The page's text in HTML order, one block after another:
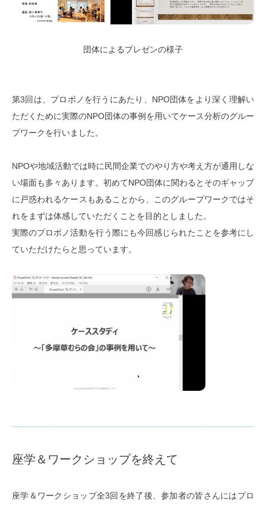
団体によるプレゼンの様子
第3回は、プロボノを行うにあたり、NPO団体をより深く理解い
ただくために実際のNPO団体の事例を用いてケース分析のグルー
プワークを行いました。
NPOや地域活動では時に民間企業でのやり方や考え方が通用しな
い場面も多々あります。初めてNPO団体に関わるとそのギャップ
に戸惑われるケースもあることから、このグループワークではそ
れをまずは体感していただくことを目的としました。
実際のプロボノ活動を行う際にも今回感じられたことを参考にし
ていただけたらと思っています。
座学＆ワークショップを終えて
座学＆ワークショップ全3回を終了後、参加者の皆さんにはプロ